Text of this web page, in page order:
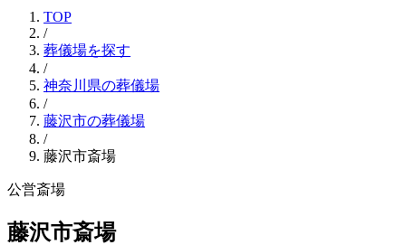
TOP
/
葬儀場を探す
/
神奈川県の葬儀場
/
藤沢市の葬儀場
/
藤沢市斎場
公営斎場
藤沢市斎場